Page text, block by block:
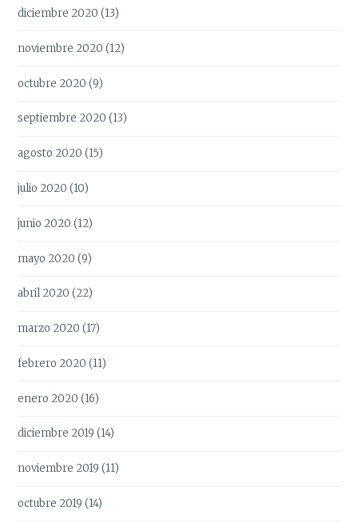
diciembre 2020 (13)
noviembre 2020 (12)
octubre 2020 (9)
septiembre 2020 (13)
agosto 2020 (15)
julio 2020 (10)
junio 2020 (12)
mayo 2020 (9)
abril 2020 (22)
marzo 2020 (17)
febrero 2020 (11)
enero 2020 (16)
diciembre 2019 (14)
noviembre 2019 (11)
octubre 2019 (14)